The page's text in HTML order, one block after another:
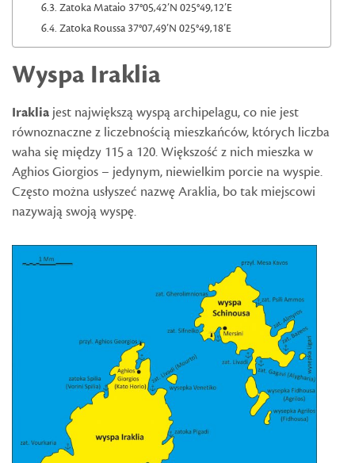
Zatoka Mataio 37°05,42’N 025°49,12’E
Zatoka Roussa 37°07,49’N 025°49,18’E
Wyspa Iraklia
Iraklia jest największą wyspą archipelagu, co nie jest
równoznaczne z liczebnością mieszkańców, których liczba
waha się między 115 a 120. Większość z nich mieszka w
Aghios Giorgios – jedynym, niewielkim porcie na wyspie.
Często można usłyszeć nazwę Araklia, bo tak miejscowi
nazywają swoją wyspę.